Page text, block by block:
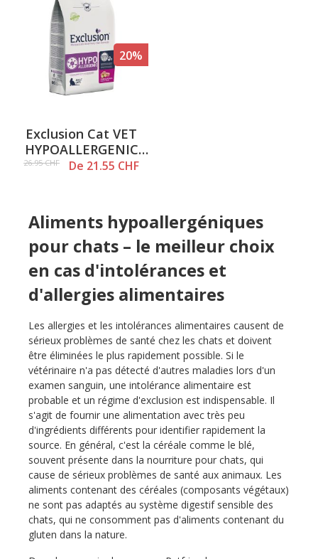
20%
Exclusion Cat VET
HYPOALLERGENIC
Pork & Potato
26.95 CHF De 21.55 CHF
Aliments hypoallergéniques
pour chats – le meilleur choix
en cas d'intolérances et
d'allergies alimentaires
Les allergies et les intolérances alimentaires causent de
sérieux problèmes de santé chez les chats et doivent
être éliminées le plus rapidement possible. Si le
vétérinaire n'a pas détecté d'autres maladies lors d'un
examen sanguin, une intolérance alimentaire est
probable et un régime d'exclusion est indispensable. Il
s'agit de fournir une alimentation avec très peu
d'ingrédients différents pour identifier rapidement la
source. En général, c'est la céréale comme le blé,
souvent présente dans la nourriture pour chats, qui
cause de sérieux problèmes de santé aux animaux. Les
aliments contenant des céréales (composants végétaux)
ne sont pas adaptés au système digestif sensible des
chats, qui ne consomment pas d'aliments contenant du
gluten dans la nature.